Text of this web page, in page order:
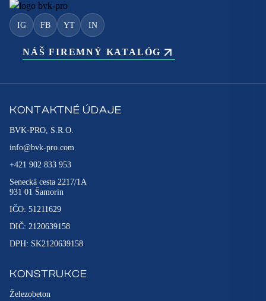
IG FB YT IN
NÁŠ FIREMNÝ KATALÓG
KONTAKTNÉ ÚDAJE
BVK-PRO, S.R.O.
info@bvk-pro.com
+421 902 833 953
Senecká cesta 2217/1A
931 01 Šamorín
IČO: 51211629
DIČ: 2120639158
DPH: SK2120639158
KONSTRUKCE
Železobeton